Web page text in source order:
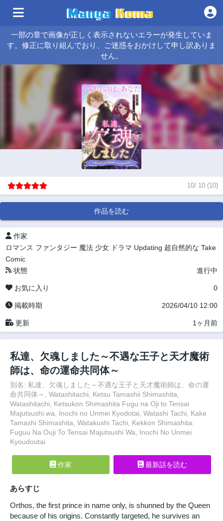
一部の章で画像が正しく表示されないエラーが発生していま
す。修正に取り組んでおり、ご迷惑をおかけして申し訳ありま
せん。
10/ 10 (10)
作品を読む
作家
ロマンス ファンタジー 魔法 少女 ドラマ Updating 超自然的な Take
Comic
状態
進行中
お気に入り 0
掲載時期 2026/04/10 12:00
更新 1ヶ月前
私達、欠魂しました～不遇な王子と天才魔術
師は、命の運命共同体～
別名: 私達、欠魂しました～不遇な王子と天才魔術師は、命の運
命共同体～, Watashitachi, Ketsu Tamashii Shimashita,
Watashitachi, Ketsukon Shimashita Fugu na Oji to Tensai
Majutsushi wa, Inochi no Unmei Kyodotai, Watashi Tachi, Kake
Tamashi Shimashita, Watakushi Tachi, Kekkon Shimashita:
Fuguu Na Ouji To Tensai Majutsushi Wa, Inochi No Unmei
Kyoudoutai
作家 最新話を読む
あらすじ
Orthos, the first prince in name only, is shunned by the Queen
because of his origins. Constantly targeted, he survives an